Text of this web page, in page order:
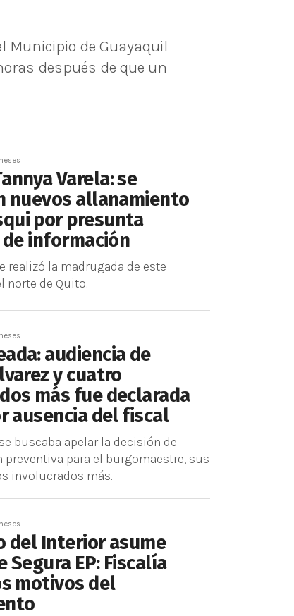
Municipio de Guayaquil
después de que un
Varela: se
nuevos allanamiento
por presunta
información
realizó la madrugada de este
norte de Quito.
audiencia de
y cuatro
más fue declarada
ausencia del fiscal
buscaba apelar la decisión de
preventiva para el burgomaestre, sus
involucrados más.
del Interior asume
Segura EP: Fiscalía
motivos del